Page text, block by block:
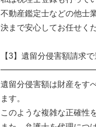
不動産鑑定士などの他士
決まで安心してお任せく
【3】遺留分侵害額請求
遺留分侵害額は財産をす
ます。
このような複雑な正確性